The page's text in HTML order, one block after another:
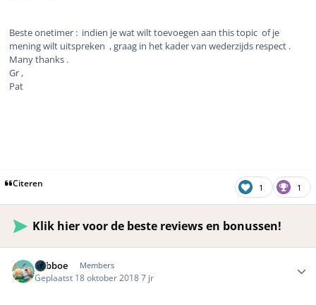
Beste onetimer : indien je wat wilt toevoegen aan this topic of je
mening wilt uitspreken , graag in het kader van wederzijds respect .
Many thanks .
Gr ,
Pat
Citeren 1 1
Klik hier voor de beste reviews en bonussen!
babboe Members
Geplaatst 18 oktober 20187 jr